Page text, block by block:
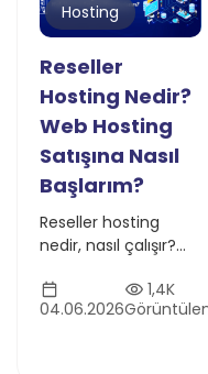
Hosting
Reseller
Hosting Nedir?
Web Hosting
Satışına Nasıl
Başlarım?
Reseller hosting
nedir, nasıl çalışır?
paketleri, WHM,
cPanel, white-label
04.06.2026
1,4K